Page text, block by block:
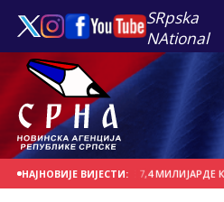
SRpska
NAtional
НАЈНОВИЈЕ ВИЈЕСТИ:
ЗА ТРИ ГОДИНЕ 7,4 МИЛИЈАРДЕ КМ